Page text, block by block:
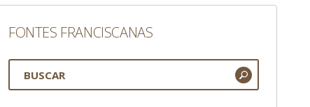
FONTES FRANCISCANAS